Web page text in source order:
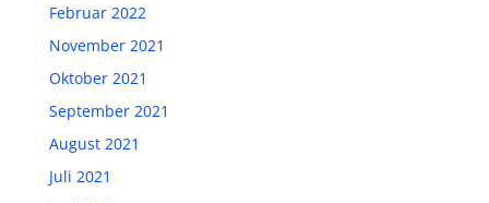
Februar 2022
November 2021
Oktober 2021
September 2021
August 2021
Juli 2021